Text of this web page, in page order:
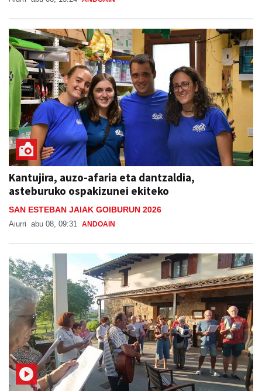
Kantujira, auzo-afaria eta dantzaldia,
asteburuko ospakizunei ekiteko
SAN ESTEBAN JAIAK GOIBURUN 2026
Aiurri abu 08, 09:31 ANDOAIN